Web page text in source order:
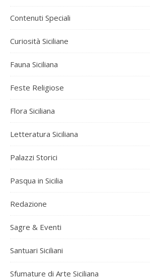
Contenuti Speciali
Curiosità Siciliane
Fauna Siciliana
Feste Religiose
Flora Siciliana
Letteratura Siciliana
Palazzi Storici
Pasqua in Sicilia
Redazione
Sagre & Eventi
Santuari Siciliani
Sfumature di Arte Siciliana